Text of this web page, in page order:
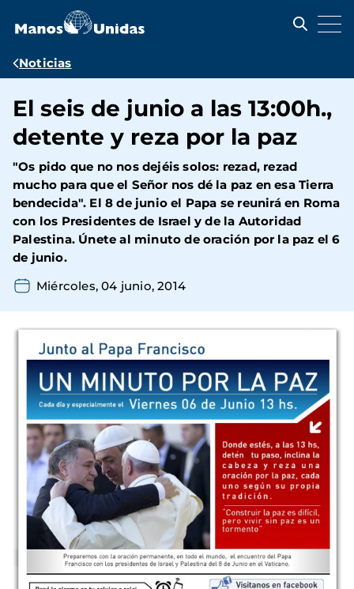
contenido
Ruta
navegación
Noticias
El seis de junio a las 13:00h.,
detente y reza por la paz
"Os pido que no nos dejéis solos: rezad, rezad
mucho para que el Señor nos dé la paz en esa Tierra
bendecida". El 8 de junio el Papa se reunirá en Roma
con los Presidentes de Israel y de la Autoridad
Palestina. Únete al minuto de oración por la paz el 6
de junio.
Miércoles, 04 junio, 2014